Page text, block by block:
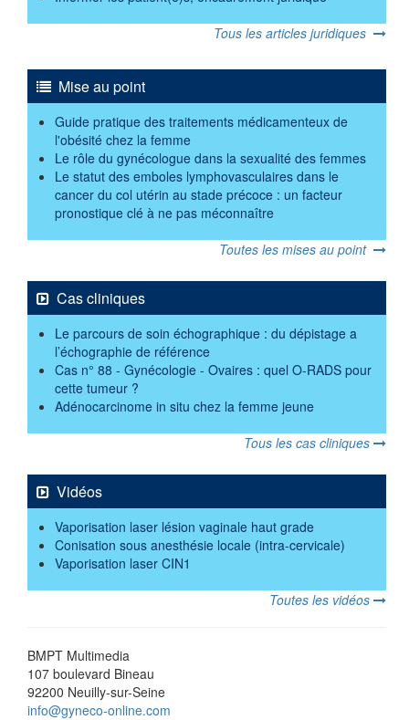
Tous les articles juridiques
Mise au point
Guide pratique des traitements médicamenteux de
l'obésité chez la femme
Le rôle du gynécologue dans la sexualité des femmes
Le statut des emboles lymphovasculaires dans le
cancer du col utérin au stade précoce : un facteur
pronostique clé à ne pas méconnaître
Toutes les mises au point
Cas cliniques
Le parcours de soin échographique : du dépistage a
l’échographie de référence
Cas n° 88 - Gynécologie - Ovaires : quel O-RADS pour
cette tumeur ?
Adénocarcinome in situ chez la femme jeune
Tous les cas cliniques
Vidéos
Vaporisation laser lésion vaginale haut grade
Conisation sous anesthésie locale (intra-cervicale)
Vaporisation laser CIN1
Toutes les vidéos
BMPT Multimedia
107 boulevard Bineau
92200 Neuilly-sur-Seine
info@gyneco-online.com